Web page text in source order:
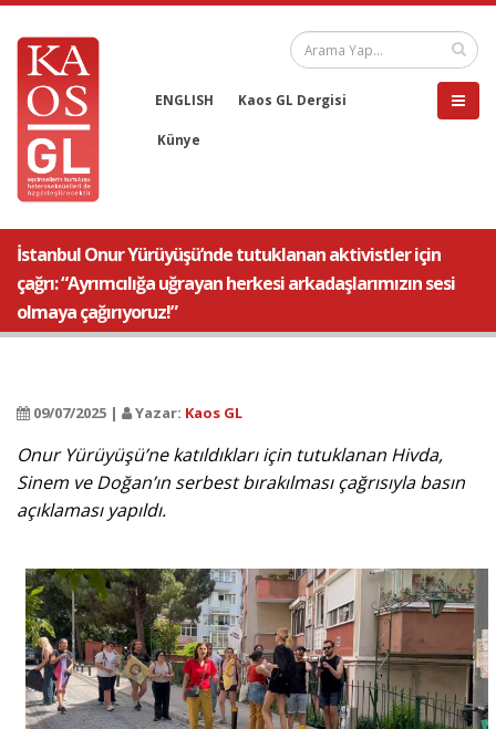
ENGLISH Kaos GL Dergisi
Künye
İstanbul Onur Yürüyüşü’nde tutuklanan aktivistler için
çağrı: “Ayrımcılığa uğrayan herkesi arkadaşlarımızın sesi
olmaya çağırıyoruz!”
09/07/2025 | Yazar: Kaos GL
Onur Yürüyüşü’ne katıldıkları için tutuklanan Hivda,
Sinem ve Doğan’ın serbest bırakılması çağrısıyla basın
açıklaması yapıldı.